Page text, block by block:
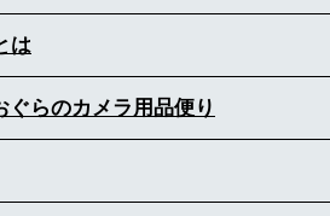
は
らのカメラ用品便り